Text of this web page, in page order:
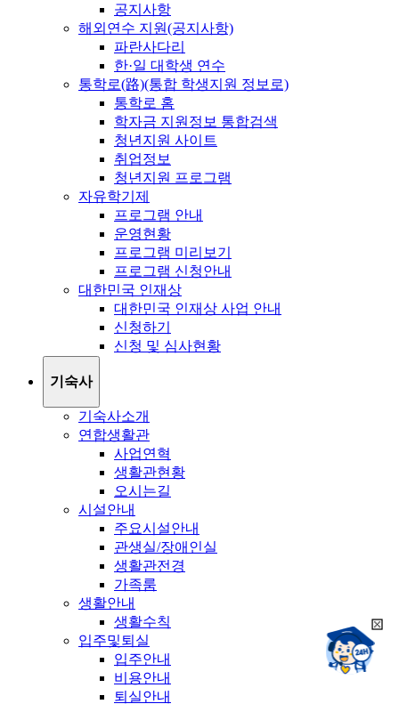
공지사항
해외연수 지원(공지사항)
파란사다리
한·일 대학생 연수
통학로(路)(통합 학생지원 정보로)
통학로 홈
학자금 지원정보 통합검색
청년지원 사이트
취업정보
청년지원 프로그램
자유학기제
프로그램 안내
운영현황
프로그램 미리보기
프로그램 신청안내
대한민국 인재상
대한민국 인재상 사업 안내
신청하기
신청 및 심사현황
기숙사
기숙사소개
연합생활관
사업연혁
생활관현황
오시는길
시설안내
주요시설안내
관생실/장애인실
생활관전경
가족룸
생활안내
생활수칙
입주및퇴실
입주안내
비용안내
퇴실안내
챗봇상담:
24시
채팅상담:
9시~18시
희